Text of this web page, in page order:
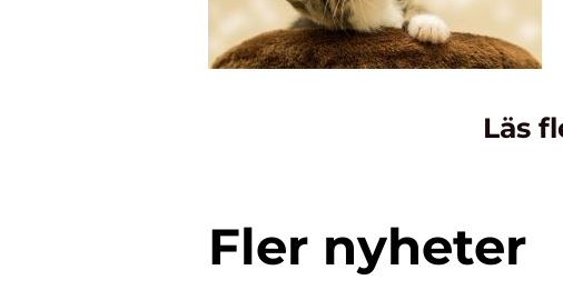
Läs
Fler nyheter